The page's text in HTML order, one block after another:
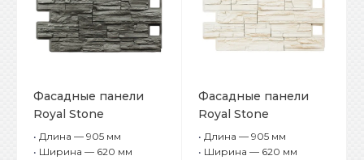
Фасадные панели
Royal Stone
коллекция Rocky
Stone Квебек
• Длина — 905 мм
• Ширина — 620 мм
Фасадные панели
Royal Stone
коллекция Rocky
Stone Торонто
• Длина — 905 мм
• Ширина — 620 мм